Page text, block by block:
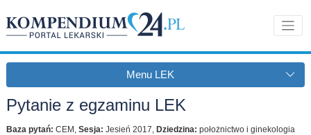
Menu LEK
Pytanie z egzaminu LEK
Baza pytań: CEM , Sesja: Jesień 2017, Dziedzina: położnictwo i ginekologia